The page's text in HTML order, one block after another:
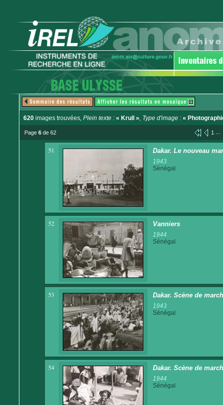
620 images trouvées, Plein texte : « Krull », Type d'image : «
Page 6 de 62 1 ...
51 Dakar. Le nouveau
1943
Sénégal
52 Vanniers
1944
Sénégal
53 Dakar. Scène de
1943
Sénégal
54 Dakar. Scène de
1944
Sénégal